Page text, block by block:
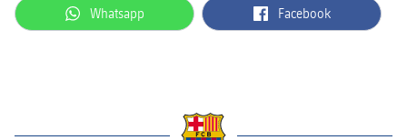
label.aria.whatsapp
Whatsapp label.aria.facebook
Facebook